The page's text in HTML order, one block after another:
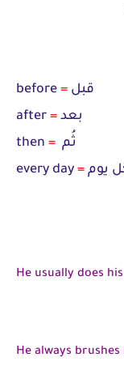
before = قبل
after = بعد
then = ثُم
every day = يوم
He usually does his
He always brushes